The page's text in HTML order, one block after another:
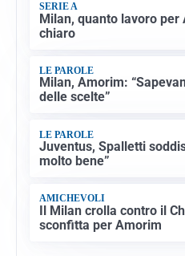
SERIE A
Milan, quanto lavoro
chiaro
LE PAROLE
Milan, Amorim:
delle scelte”
LE PAROLE
Juventus, Spalletti
molto bene”
AMICHEVOLI
Il Milan crolla contro il
sconfitta per Amorim